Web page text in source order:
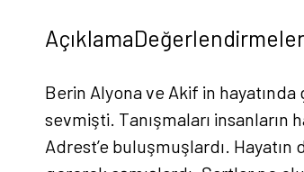
Açıklama
Berin Alyona ve Akif in hayatında
sevmişti. Tanışmaları insanların
Adrest’e buluşmuşlardı.